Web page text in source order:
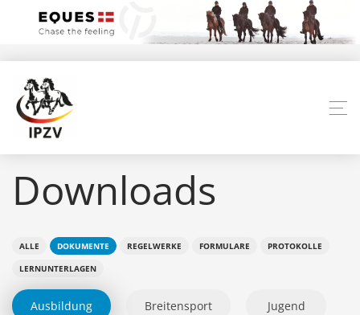
Downloads
ALLE DOKUMENTE REGELWERKE FORMULARE
PROTOKOLLE
LERNUNTERLAGEN
Ausbildung Breitensport Jugend